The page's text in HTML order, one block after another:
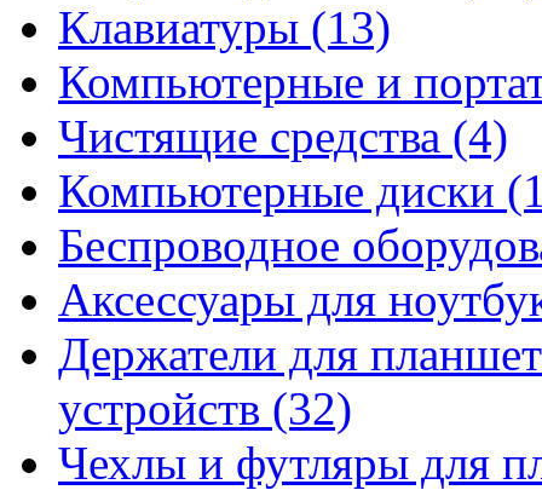
Клавиатуры (13)
Компьютерные и
Чистящие средства (4)
Компьютерные диски
Беспроводное
Аксессуары для
Держатели для
устройств (32)
Чехлы и футляры для